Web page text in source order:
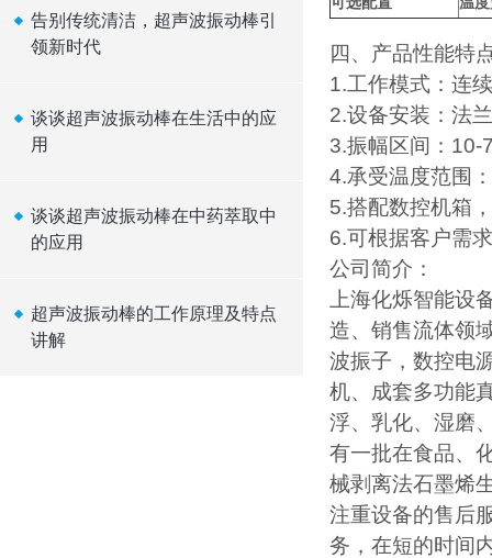
告别传统清洁，超声波振动棒引
领新时代
谈谈超声波振动棒在生活中的应
用
谈谈超声波振动棒在中药萃取中
的应用
超声波振动棒的工作原理及特点
讲解
四、产品性能特
1.工作模式：连
2.设备安装：法
3.振幅区间：10-
4.承受温度范围
5.搭配数控机箱
6.可根据客户需
公司简介：
上海化烁智能设
造、销售流体领
波振子，数控电
机、成套多功能
浮、乳化、湿磨
有一批在食品、
械剥离法石墨烯
注重设备的售后
务，在短的时间